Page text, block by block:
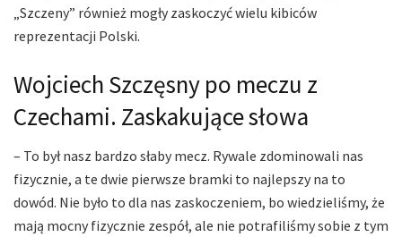
„Szczeny” również mogły zaskoczyć wielu kibiców
reprezentacji Polski.
Wojciech Szczęsny po meczu z
Czechami. Zaskakujące słowa
– To był nasz bardzo słaby mecz. Rywale zdominowali nas
fizycznie, a te dwie pierwsze bramki to najlepszy na to
dowód. Nie było to dla nas zaskoczeniem, bo wiedzieliśmy, że
mają mocny fizycznie zespół, ale nie potrafiliśmy sobie z tym